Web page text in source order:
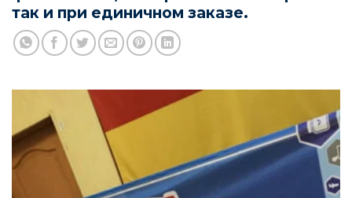
так и при единичном заказе.